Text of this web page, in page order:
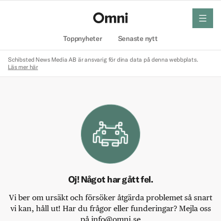
Toppnyheter Senaste nytt
meny
Schibsted News Media AB är ansvarig för dina data på denna webbplats.
Läs mer här
Oj! Något har gått fel.
Vi ber om ursäkt och försöker åtgärda problemet så snart
vi kan, håll ut! Har du frågor eller funderingar? Mejla oss